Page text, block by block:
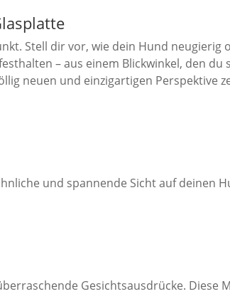
Stell dir vor, wie dein Hund
– aus einem Blickwinkel, den du
neuen und einzigartigen Perspektive
und spannende Sicht auf deinen
Gesichtsausdrücke. Diese